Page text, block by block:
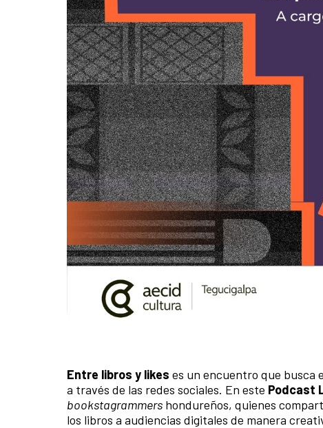
Entre libros y likes es un encuentro que busca
a través de las redes sociales. En este Podcast
bookstagrammers hondureños, quienes
los libros a audiencias digitales de manera